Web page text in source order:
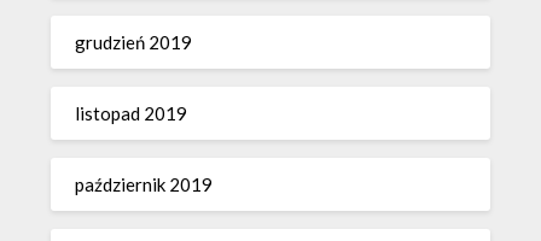
grudzień 2019
listopad 2019
październik 2019